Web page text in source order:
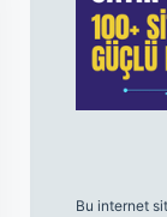
Bu internet